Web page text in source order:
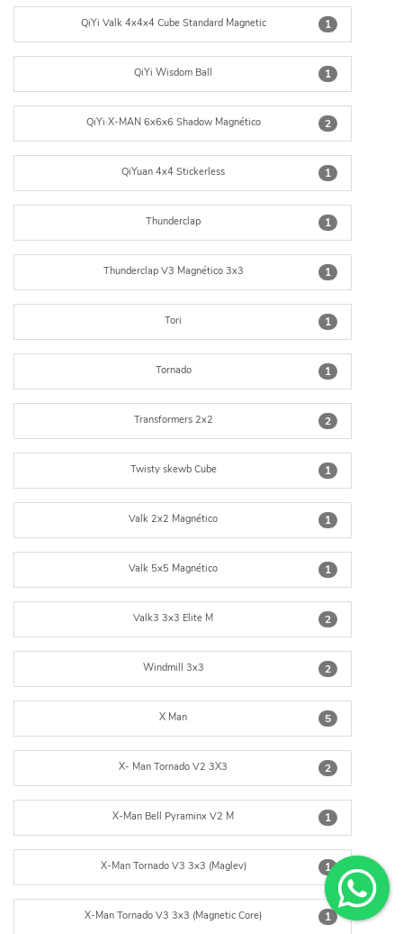
1
QiYi Valk 4x4x4 Cube Standard Magnetic
1
QiYi Wisdom Ball
2
QiYi·X-MAN 6x6x6 Shadow Magnético
1
QiYuan 4x4 Stickerless
1
Thunderclap
1
Thunderclap V3 Magnético 3x3
1
Tori
1
Tornado
2
Transformers 2x2
1
Twisty skewb Cube
1
Valk 2x2 Magnético
1
Valk 5x5 Magnético
2
Valk3 3x3 Elite M
2
Windmill 3x3
5
X Man
2
X- Man Tornado V2 3X3
1
X-Man Bell Pyraminx V2 M
1
X-Man Tornado V3 3x3 (Maglev)
1
X-Man Tornado V3 3x3 (Magnetic Core)